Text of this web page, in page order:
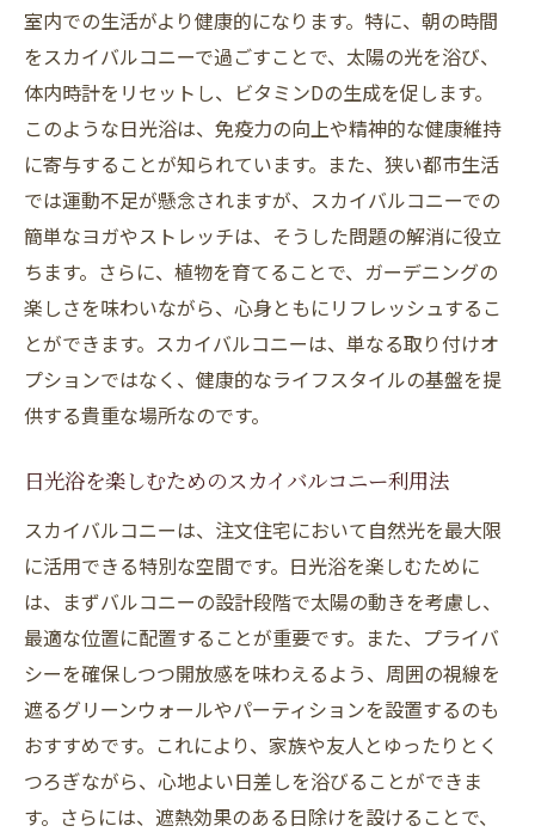
室内での生活がより健康的になります。特に、朝の時間
をスカイバルコニーで過ごすことで、太陽の光を浴び、
体内時計をリセットし、ビタミンDの生成を促します。
このような日光浴は、免疫力の向上や精神的な健康維持
に寄与することが知られています。また、狭い都市生活
では運動不足が懸念されますが、スカイバルコニーでの
簡単なヨガやストレッチは、そうした問題の解消に役立
ちます。さらに、植物を育てることで、ガーデニングの
楽しさを味わいながら、心身ともにリフレッシュするこ
とができます。スカイバルコニーは、単なる取り付けオ
プションではなく、健康的なライフスタイルの基盤を提
供する貴重な場所なのです。
日光浴を楽しむためのスカイバルコニー利用法
スカイバルコニーは、注文住宅において自然光を最大限
に活用できる特別な空間です。日光浴を楽しむために
は、まずバルコニーの設計段階で太陽の動きを考慮し、
最適な位置に配置することが重要です。また、プライバ
シーを確保しつつ開放感を味わえるよう、周囲の視線を
遮るグリーンウォールやパーティションを設置するのも
おすすめです。これにより、家族や友人とゆったりとく
つろぎながら、心地よい日差しを浴びることができま
す。さらには、遮熱効果のある日除けを設けることで、